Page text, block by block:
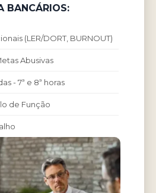
BANCÁRIOS:
(LER/DORT, BURNOUT)
Abusivas
- 7ª e 8ª horas
de Função